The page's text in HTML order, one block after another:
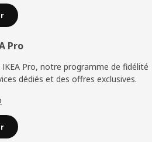
Pro
Pro, notre programme de fidélité
dédiés et des offres exclusives.